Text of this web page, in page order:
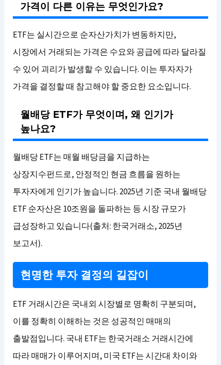
가격이 다른 이유는 무엇인가요?
ETF는 실시간으로 순자산가치가 변동하지만,
시장에서 거래되는 가격은 수요와 공급에 따라 달라질
수 있어 괴리가 발생할 수 있습니다. 이는 투자자가
가격을 결정할 때 참고해야 할 중요한 요소입니다.
월배당 ETF가 무엇이며, 왜 인기가
높나요?
월배당 ETF는 매월 배당금을 지급하는
상장지수펀드로, 안정적인 현금 흐름을 원하는
투자자에게 인기가 높습니다. 2025년 기준 국내 월배당
ETF 순자산은 10조원을 돌파하는 등 시장 규모가
급성장하고 있습니다(출처: 한국거래소, 2025년
보고서).
현명한 투자 결정의 길잡이
ETF 거래시간은 국내외 시장별로 명확히 구분되며,
이를 정확히 이해하는 것은 성공적인 매매의
출발점입니다. 국내 ETF는 한국거래소 거래시간에
따라 매매가 이루어지며, 미국 ETF는 시간대 차이와